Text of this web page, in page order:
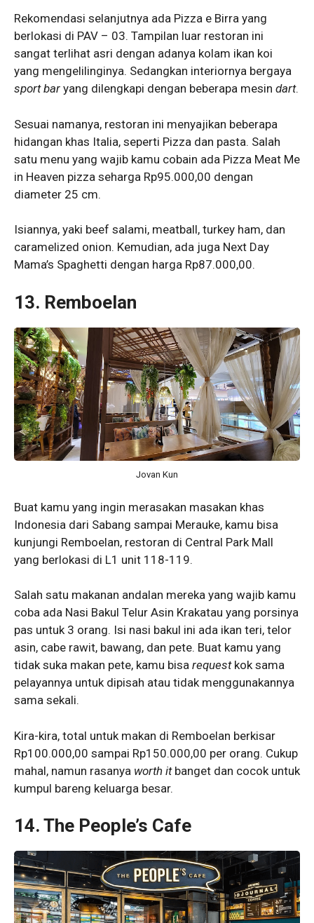
Rekomendasi selanjutnya ada Pizza e Birra yang
berlokasi di PAV – 03. Tampilan luar restoran ini
sangat terlihat asri dengan adanya kolam ikan koi
yang mengelilinginya. Sedangkan interiornya bergaya
sport bar yang dilengkapi dengan beberapa mesin dart.
Sesuai namanya, restoran ini menyajikan beberapa
hidangan khas Italia, seperti Pizza dan pasta. Salah
satu menu yang wajib kamu cobain ada Pizza Meat Me
in Heaven pizza seharga Rp95.000,00 dengan
diameter 25 cm.
Isiannya, yaki beef salami, meatball, turkey ham, dan
caramelized onion. Kemudian, ada juga Next Day
Mama’s Spaghetti dengan harga Rp87.000,00.
13. Remboelan
Jovan Kun
Buat kamu yang ingin merasakan masakan khas
Indonesia dari Sabang sampai Merauke, kamu bisa
kunjungi Remboelan, restoran di Central Park Mall
yang berlokasi di L1 unit 118-119.
Salah satu makanan andalan mereka yang wajib kamu
coba ada Nasi Bakul Telur Asin Krakatau yang porsinya
pas untuk 3 orang. Isi nasi bakul ini ada ikan teri, telor
asin, cabe rawit, bawang, dan pete. Buat kamu yang
tidak suka makan pete, kamu bisa requestkok sama
pelayannya untuk dipisah atau tidak menggunakannya
sama sekali.
Kira-kira, total untuk makan di Remboelan berkisar
Rp100.000,00 sampai Rp150.000,00 per orang. Cukup
mahal, namun rasanya worth itbanget dan cocok untuk
kumpul bareng keluarga besar.
14. The People’s Cafe